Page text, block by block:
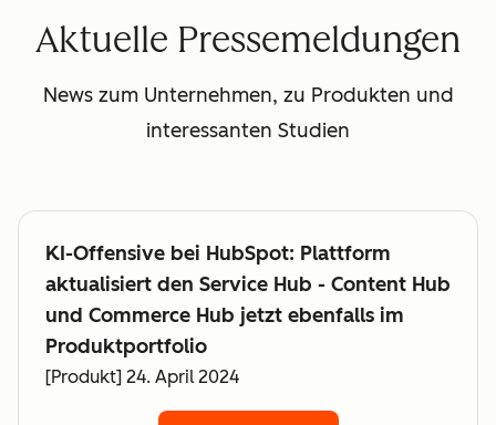
Aktuelle Pressemeldungen
News zum Unternehmen, zu Produkten und
interessanten Studien
KI-Offensive bei HubSpot: Plattform
aktualisiert den Service Hub - Content Hub
und Commerce Hub jetzt ebenfalls im
Produktportfolio
[Produkt] 24. April 2024